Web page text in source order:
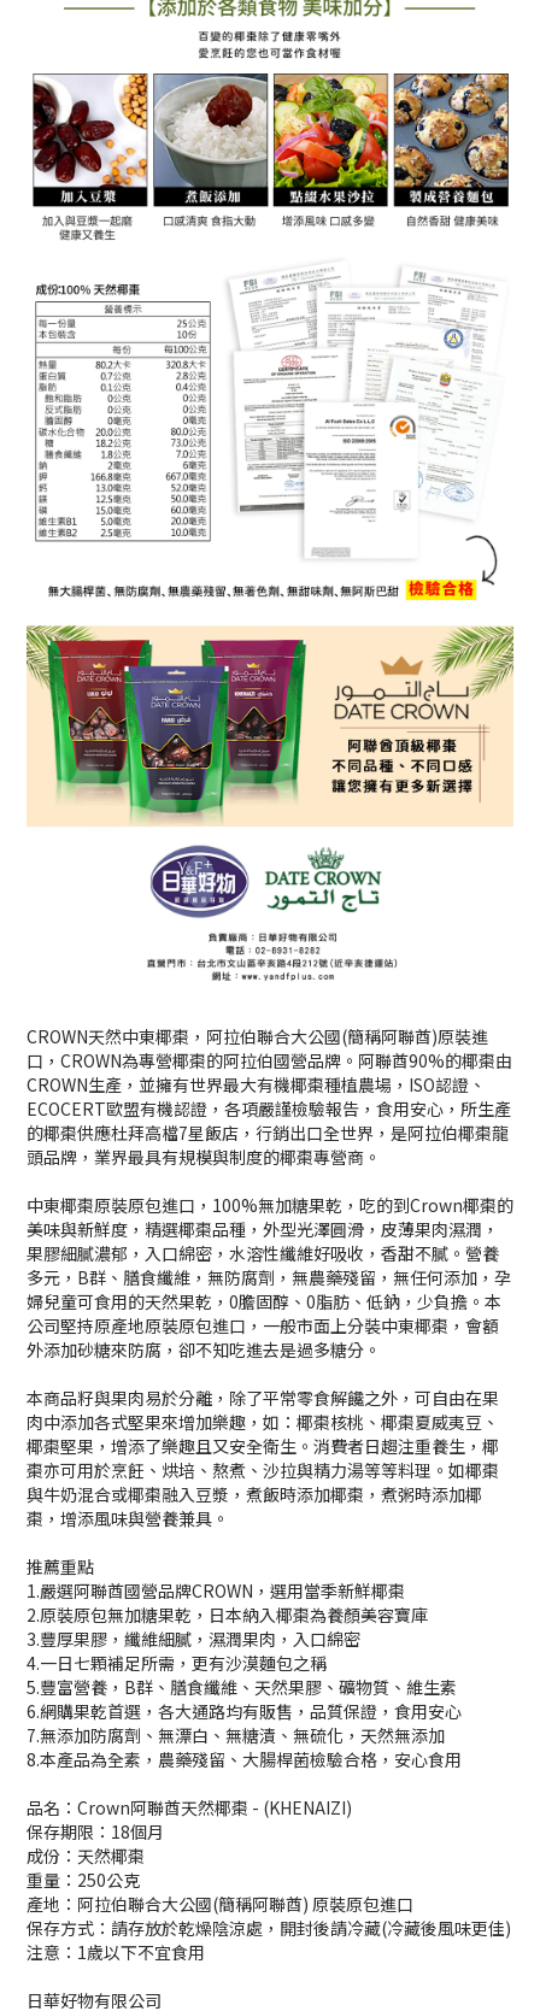
CROWN天然中東椰棗，阿拉伯聯合大公國(簡稱阿聯酋)原裝進
口，CROWN為專營椰棗的阿拉伯國營品牌。阿聯酋90%的椰棗由
CROWN生產，並擁有世界最大有機椰棗種植農場，ISO認證、
ECOCERT歐盟有機認證，各項嚴謹檢驗報告，食用安心，所生產
的椰棗供應杜拜高檔7星飯店，行銷出口全世界，是阿拉伯椰棗龍
頭品牌，業界最具有規模與制度的椰棗專營商。
中東椰棗原裝原包進口，100%無加糖果乾，吃的到Crown椰棗的
美味與新鮮度，精選椰棗品種，外型光澤圓滑，皮薄果肉濕潤，
果膠細膩濃郁，入口綿密，水溶性纖維好吸收，香甜不膩。營養
多元，B群、膳食纖維，無防腐劑，無農藥殘留，無任何添加，孕
婦兒童可食用的天然果乾，0膽固醇、0脂肪、低鈉，少負擔。 本
公司堅持原產地原裝原包進口，一般市面上分裝中東椰棗，會額
外添加砂糖來防腐，卻不知吃進去是過多糖分。
本商品籽與果肉易於分離，除了平常零食解饞之外，可自由在果
肉中添加各式堅果來增加樂趣，如：椰棗核桃、椰棗夏威夷豆、
椰棗堅果，增添了樂趣且又安全衛生。消費者日趨注重養生，椰
棗亦可用於烹飪、烘培、熬煮、沙拉與精力湯等等料理。如椰棗
與牛奶混合或椰棗融入豆漿，煮飯時添加椰棗，煮粥時添加椰
棗，增添風味與營養兼具。
推薦重點
1.嚴選阿聯酋國營品牌CROWN，選用當季新鮮椰棗
2.原裝原包無加糖果乾，日本納入椰棗為養顏美容寶庫
3.豐厚果膠，纖維細膩，濕潤果肉，入口綿密
4.一日七顆補足所需，更有沙漠麵包之稱
5.豐富營養，B群、膳食纖維、天然果膠、礦物質、維生素
6.網購果乾首選，各大通路均有販售，品質保證，食用安心
7.無添加防腐劑、無漂白、無糖漬、無硫化，天然無添加
8.本產品為全素，農藥殘留、大腸桿菌檢驗合格，安心食用
品名：Crown阿聯酋天然椰棗 - (KHENAIZI)
保存期限：18個月
成份：天然椰棗
重量：250公克
產地：阿拉伯聯合大公國(簡稱阿聯酋) 原裝原包進口
保存方式：請存放於乾燥陰涼處，開封後請冷藏(冷藏後風味更佳)
注意：1歲以下不宜食用
日華好物有限公司